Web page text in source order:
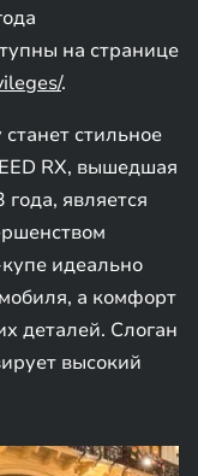
на странице
.
стильное
RX, вышедшая
является
идеально
а комфорт
деталей. Слоган
высокий